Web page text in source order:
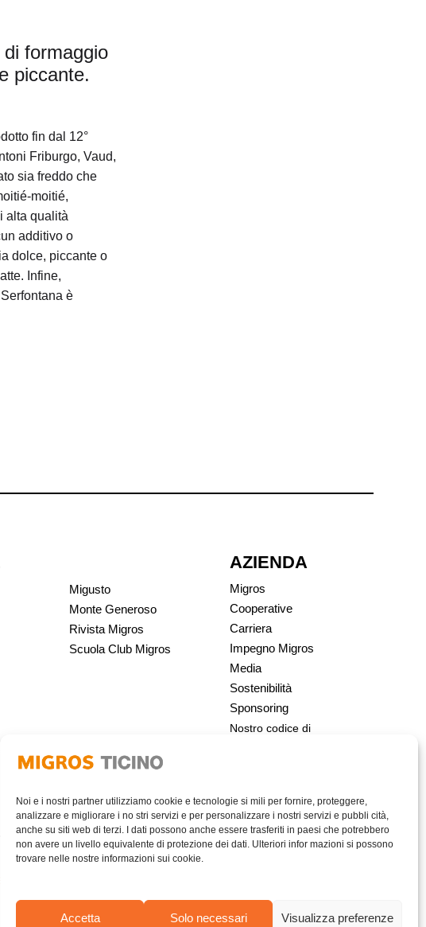
Noi e i nostri partner utilizziamo cookie e tecnologie si mili per fornire, proteggere,
analizzare e migliorare i no stri servizi e per personalizzare i nostri servizi e pubbli cità,
anche su siti web di terzi. I dati possono anche essere trasferiti in paesi che potrebbero
non avere un livello equivalente di protezione dei dati. Ulteriori infor mazioni si possono
trovare nelle nostre informazioni sui cookie.
Accetta Solo necessari Visualizza preferenze
formaggio
piccante.
fin dal 12°
Friburgo, Vaud,
sia freddo che
moitié,
alta qualità
additivo o
dolce, piccante o
Infine,
è
Migusto
Monte Generoso
Rivista Migros
Scuola Club Migros
AZIENDA
Migros
Cooperative
Carriera
Impegno Migros
Media
Sostenibilità
Sponsoring
Nostro codice di